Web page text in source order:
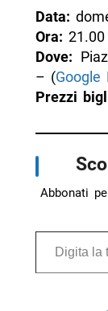
Data:
Ora: 21.00
Dove:
– (Google
Prezzi
Abbonati
Digita la tua e-mail...